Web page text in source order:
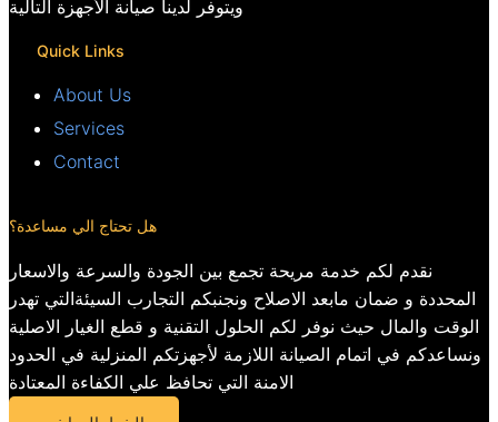
ويتوفر لدينا صيانة الأجهزة التالية
Quick Links
About Us
Services
Contact
هل تحتاج الي مساعدة؟
نقدم لكم خدمة مريحة تجمع بين الجودة والسرعة والاسعار
المحددة و ضمان مابعد الاصلاح ونجنبكم التجارب السيئةالتي تهدر
الوقت والمال حيث نوفر لكم الحلول التقنية و قطع الغيار الاصلية
ونساعدكم في اتمام الصيانة اللازمة لأجهزتكم المنزلية في الحدود
الامنة التي تحافظ علي الكفاءة المعتادة